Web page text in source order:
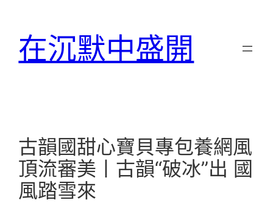
在沉默中盛開
古韻國甜心寶貝專包養網風
頂流審美丨古韻“破冰”出 國
風踏雪來